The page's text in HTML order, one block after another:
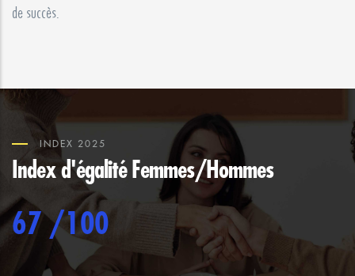
de succès.
INDEX 2025
Index d'égalité Femmes/Hommes
85/100